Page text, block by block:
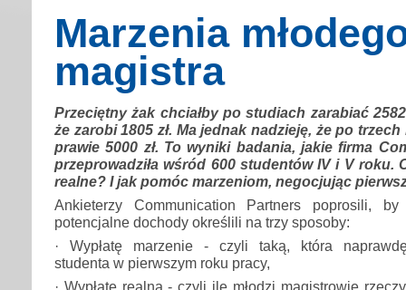
Marzenia
magistra
Przeciętny żak chciałby po studiach zarabiać
że zarobi 1805 zł. Ma jednak nadzieję, że po
prawie 5000 zł. To wyniki badania, jakie firma
przeprowadziła wśród 600 studentów IV i V roku.
realne? I jak pomóc marzeniom, negocjując
Ankieterzy Communication Partners poprosili,
potencjalne dochody określili na trzy sposoby:
· Wypłatę marzenie - czyli taką, która naprawdę
studenta w pierwszym roku pracy,
· Wypłatę realną - czyli ile młodzi magistrowie